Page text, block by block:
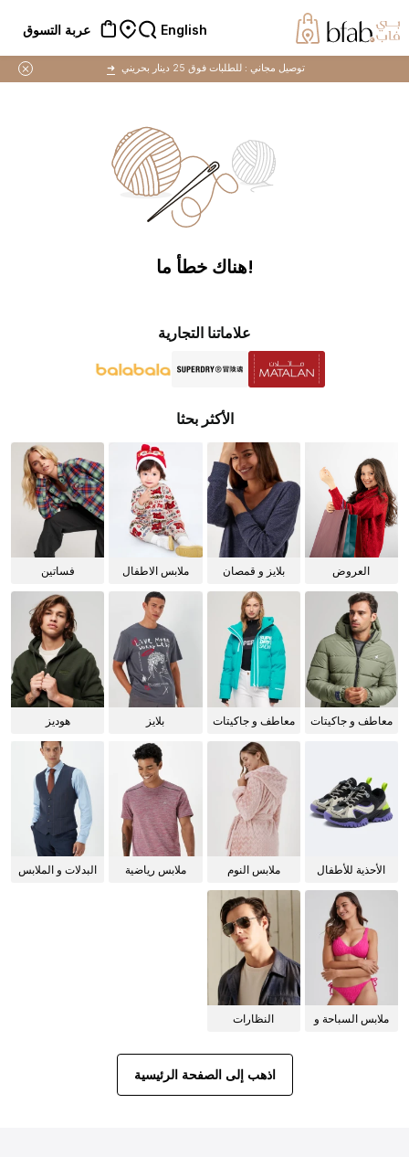
English عربة التسوق
توصيل مجاني :للطلبات فوق 25 دينار بحريني ➜
!هناك خطأ ما
علاماتنا التجارية
الأكثر بحثا
العروض
بلايز و قمصان
ملابس الاطفال فساتين
معاطف و جاكيتات
معاطف و جاكيتات
بلايز هوديز
الأحذية للأطفال
ملابس النوم
ملابس رياضية
البدلات و الملابس
ملابس السباحة و
النظارات
اذهب إلى الصفحة الرئيسية